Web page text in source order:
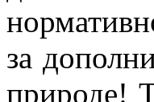
за
природе!